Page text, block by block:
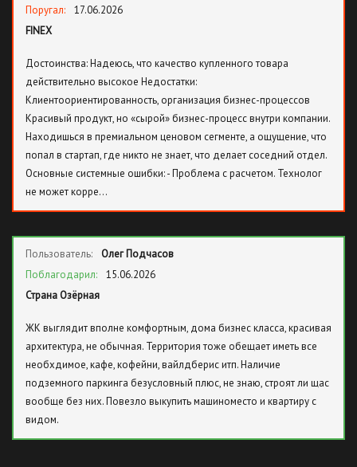
Поругал:
17.06.2026
FINEX
Достоинства: Надеюсь, что качество купленного товара
действительно высокое Недостатки:
Клиентоориентированность, организация бизнес-процессов
Красивый продукт, но «сырой» бизнес-процесс внутри компании.
Находишься в премиальном ценовом сегменте, а ощущение, что
попал в стартап, где никто не знает, что делает соседний отдел.
Основные системные ошибки: - Проблема с расчетом. Технолог
не может корре…
Пользователь:
Олег Подчасов
Поблагодарил:
15.06.2026
Страна Озёрная
ЖК выглядит вполне комфортным, дома бизнес класса, красивая
архитектура, не обычная. Территория тоже обещает иметь все
необхдимое, кафе, кофейни, вайлдберис итп. Наличие
подземного паркинга безусловный плюс, не знаю, строят ли щас
вообще без них. Повезло выкупить машиноместо и квартиру с
видом.